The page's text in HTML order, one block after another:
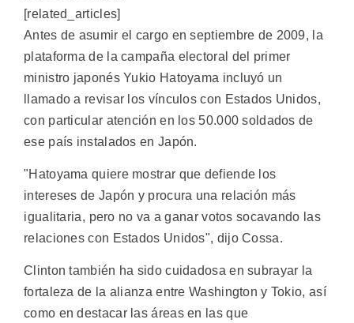
[related_articles]
Antes de asumir el cargo en septiembre de 2009, la
plataforma de la campaña electoral del primer
ministro japonés Yukio Hatoyama incluyó un
llamado a revisar los vínculos con Estados Unidos,
con particular atención en los 50.000 soldados de
ese país instalados en Japón.
"Hatoyama quiere mostrar que defiende los
intereses de Japón y procura una relación más
igualitaria, pero no va a ganar votos socavando las
relaciones con Estados Unidos", dijo Cossa.
Clinton también ha sido cuidadosa en subrayar la
fortaleza de la alianza entre Washington y Tokio, así
como en destacar las áreas en las que